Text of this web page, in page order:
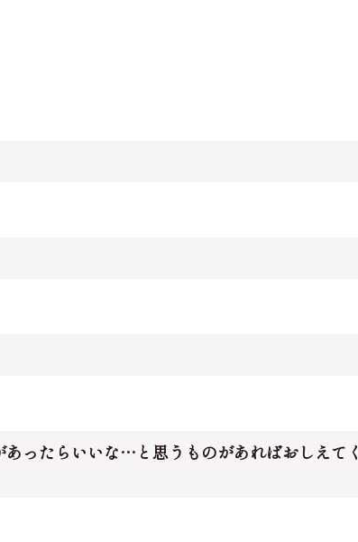
ったらいいな…と思うものがあればおしえてく